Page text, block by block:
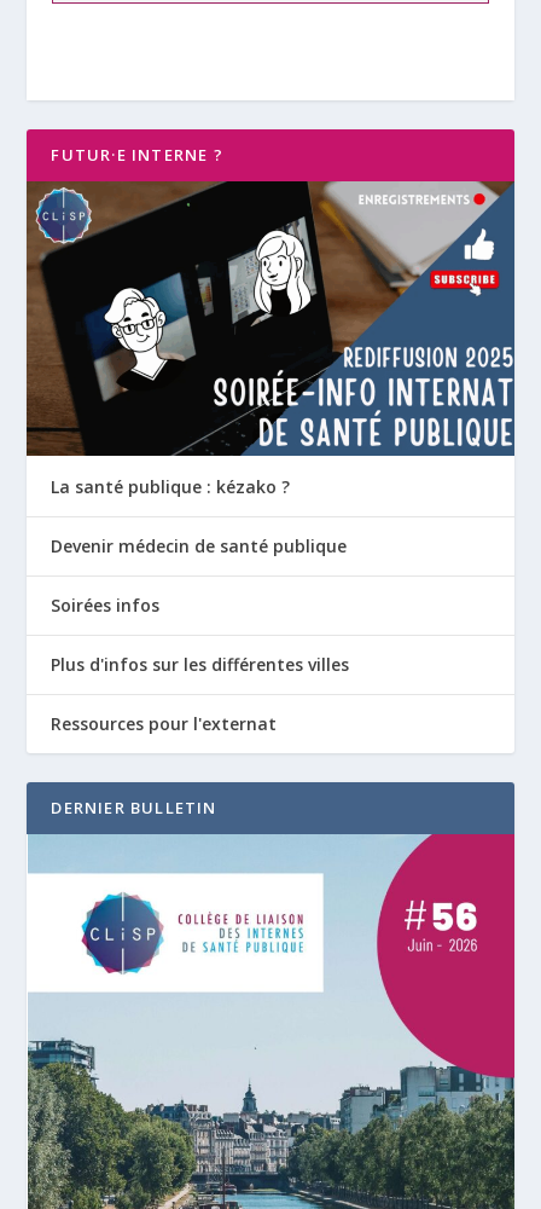
FUTUR·E INTERNE ?
La santé publique : kézako ?
Devenir médecin de santé publique
Soirées infos
Plus d'infos sur les différentes villes
Ressources pour l'externat
DERNIER BULLETIN